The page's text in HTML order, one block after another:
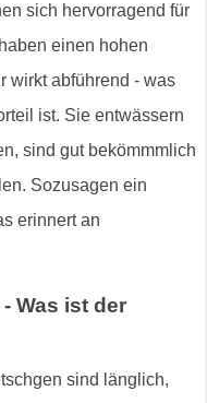
sich hervorragend für
einen hohen
wirkt abführend - was
ist. Sie entwässern
sind gut bekömmmlich
Sozusagen ein
erinnert an
Was ist der
sind länglich,